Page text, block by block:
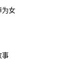
为女
事